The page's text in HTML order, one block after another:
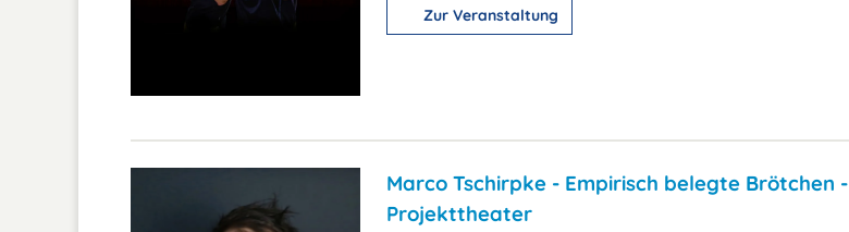
Zur Veranstaltung
Marco Tschirpke - Empirisch belegte Brötchen -
Projekttheater